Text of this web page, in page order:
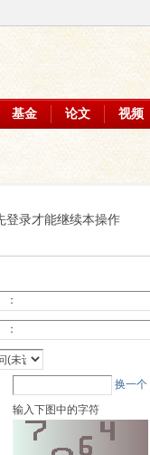
基金 论文 视频
登录才能继续本操作
换一个
输入下图中的字符